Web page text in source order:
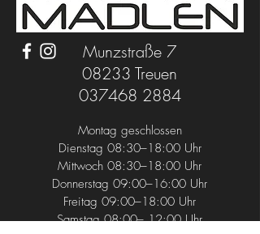
Montag geschlossen
Dienstag 08:30–18:00 Uhr
Mittwoch 08:30–18:00 Uhr
Donnerstag 09:00–16:00 Uhr
Freitag 09:00–18:00 Uhr
Samstag 08:00– 12:00 Uhr
Munzstraße 7
08233 Treuen
037468 2884